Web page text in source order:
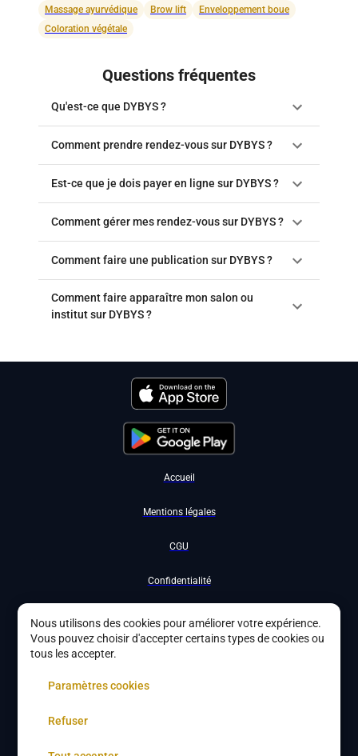
Massage ayurvédique
Brow lift
Enveloppement boue
Coloration végétale
Questions fréquentes
Qu'est-ce que DYBYS ?
Comment prendre rendez-vous sur DYBYS ?
Est-ce que je dois payer en ligne sur DYBYS ?
Comment gérer mes rendez-vous sur DYBYS ?
Comment faire une publication sur DYBYS ?
Comment faire apparaître mon salon ou
institut sur DYBYS ?
Accueil
Mentions légales
CGU
Confidentialité
Nous utilisons des cookies pour améliorer votre expérience.
Vous pouvez choisir d'accepter certains types de cookies ou
tous les accepter.
Paramètres cookies
Refuser